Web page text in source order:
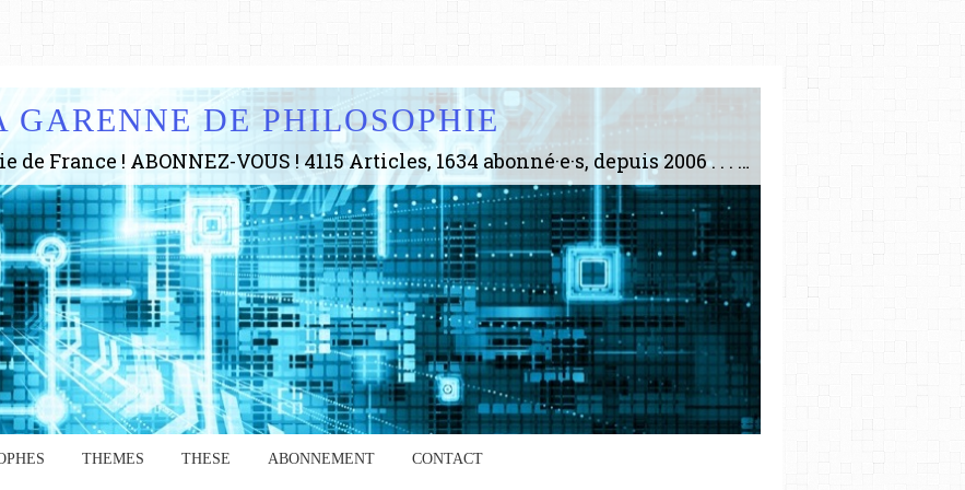
GARENNE DE PHILOSOPHIE
Le plus gros site de philosophie de France ! ABONNEZ-VOUS ! 4115 Articles, 1634 abonné·e·s, depuis 2006 . . . . . . . . 2 852 214 pages vues jusqu'à présent. Prestance et être apte à un plus grand nombre de choses.
THEMES THESE ABONNEMENT CONTACT